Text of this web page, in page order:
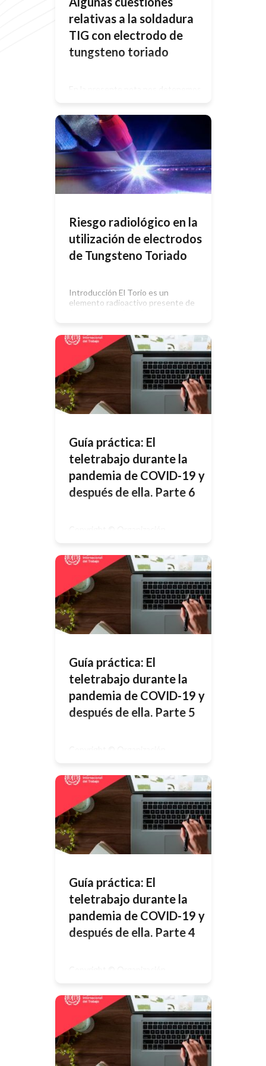
relativas a la soldadura
TIG con electrodo de
tungsteno toriado
Inert Gas). Es muy común que en
este tipo de máquina se utilicen
electrodos de tungsteno toriado. El
Torio, que posee el electrodo es un
elemento radioactivo natural. Esto
significa que emite radiación
ionizante, pudiendo hacerlo en el […]
Riesgo radiológico en la
utilización de electrodos
de Tungsteno Toriado
Introducción El Torio es un
elemento radioactivo presente de
partículas alfa, aunque entre sus
descendientes también pueden
encontrarse partículas beta y
gamma. Caracteristicas del Torio-
232 En la industria se utiliza en la
fabricación de electrodos
(Tungsteno Toriado) utilizados en la
soldadura TIG AC/DC (También […]
Guía práctica: El
teletrabajo durante la
pandemia de COVID-19 y
después de ella. Parte 6
publicaciones de la Oficina
Internacional del Trabajo gozan de la
protección de los derechos de
propiedad intelectual en virtud del
protocolo 2 anexo a la Convención
Universal sobre Derecho de Autor.
No obstante, ciertos extractos
breves de estas publicaciones
Guía práctica: El
teletrabajo durante la
pandemia de COVID-19 y
después de ella. Parte 5
publicaciones de la Oficina
Internacional del Trabajo gozan de la
protección de los derechos de
propiedad intelectual en virtud del
protocolo 2 anexo a la Convención
Universal sobre Derecho de Autor.
No obstante, ciertos extractos
breves de estas publicaciones
Guía práctica: El
teletrabajo durante la
pandemia de COVID-19 y
después de ella. Parte 4
publicaciones de la Oficina
Internacional del Trabajo gozan de la
protección de los derechos de
propiedad intelectual en virtud del
protocolo 2 anexo a la Convención
Universal sobre Derecho de Autor.
No obstante, ciertos extractos